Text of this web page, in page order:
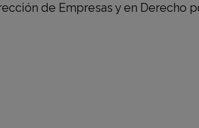
de Empresas y en Derecho